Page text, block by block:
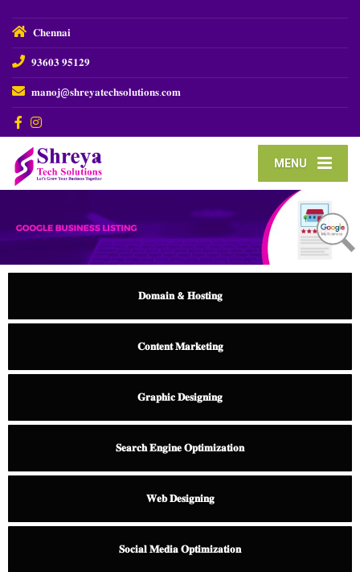
𝐂𝐡𝐞𝐧𝐧𝐚𝐢
𝟗𝟑𝟔𝟎𝟑 𝟗𝟓𝟏𝟐𝟗
𝐦𝐚𝐧𝐨𝐣@𝐬𝐡𝐫𝐞𝐲𝐚𝐭𝐞𝐜𝐡𝐬𝐨𝐥𝐮𝐭𝐢𝐨𝐧𝐬.𝐜𝐨𝐦
MENU
𝐃𝐨𝐦𝐚𝐢𝐧 & 𝐇𝐨𝐬𝐭𝐢𝐧𝐠
𝐂𝐨𝐧𝐭𝐞𝐧𝐭 𝐌𝐚𝐫𝐤𝐞𝐭𝐢𝐧𝐠
𝐆𝐫𝐚𝐩𝐡𝐢𝐜 𝐃𝐞𝐬𝐢𝐠𝐧𝐢𝐧𝐠
𝐒𝐞𝐚𝐫𝐜𝐡 𝐄𝐧𝐠𝐢𝐧𝐞 𝐎𝐩𝐭𝐢𝐦𝐢𝐳𝐚𝐭𝐢𝐨𝐧
𝐖𝐞𝐛 𝐃𝐞𝐬𝐢𝐠𝐧𝐢𝐧𝐠
𝐒𝐨𝐜𝐢𝐚𝐥 𝐌𝐞𝐝𝐢𝐚 𝐎𝐩𝐭𝐢𝐦𝐢𝐳𝐚𝐭𝐢𝐨𝐧